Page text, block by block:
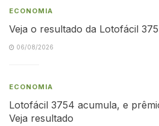
ECONOMIA
Veja o resultado da Lotofácil
06/08/2026
ECONOMIA
Lotofácil 3754 acumula, e
Veja resultado